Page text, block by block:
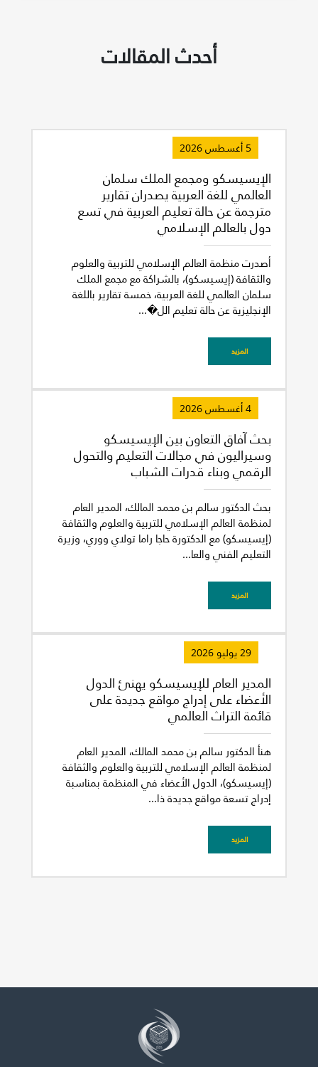
أحدث المقالات
5 أغسطس 2026
الإيسيسكو ومجمع الملك سلمان
العالمي للغة العربية يصدران تقارير
مترجمة عن حالة تعليم العربية في تسع
دول بالعالم الإسلامي
أصدرت منظمة العالم الإسلامي للتربية والعلوم
والثقافة (إيسيسكو)، بالشراكة مع مجمع الملك
سلمان العالمي للغة العربية، خمسة تقارير باللغة
الإنجليزية عن حالة تعليم الل�...
المزيد
4 أغسطس 2026
بحث آفاق التعاون بين الإيسيسكو
وسيراليون في مجالات التعليم والتحول
الرقمي وبناء قدرات الشباب
بحث الدكتور سالم بن محمد المالك، المدير العام
لمنظمة العالم الإسلامي للتربية والعلوم والثقافة
(إيسيسكو) مع الدكتورة حاجا راما تولاي ووري، وزيرة
التعليم الفني والعا...
المزيد
29 يوليو 2026
المدير العام للإيسيسكو يهنئ الدول
الأعضاء على إدراج مواقع جديدة على
قائمة التراث العالمي
هنأ الدكتور سالم بن محمد المالك، المدير العام
لمنظمة العالم الإسلامي للتربية والعلوم والثقافة
(إيسيسكو)، الدول الأعضاء في المنظمة بمناسبة
إدراج تسعة مواقع جديدة ذا...
المزيد